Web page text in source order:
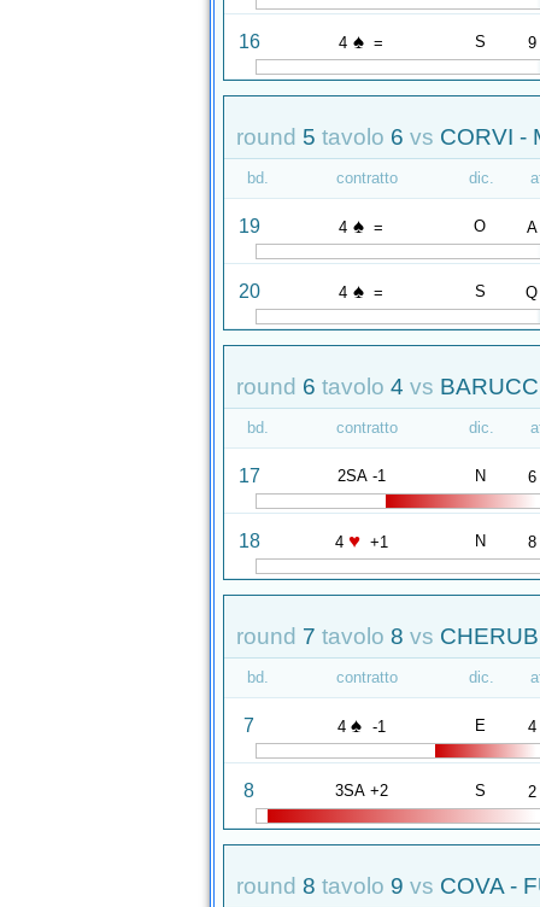
16 4 ♠ = S 9
round 5 tavolo 6 vs CORVI -
bd. contratto dic.
19 4 ♠ = O A
20 4 ♠ = S Q
round 6 tavolo 4 vs
bd. contratto dic.
17 2SA -1 N 6
18 4 ♥ +1 N 8
round 7 tavolo 8 vs
bd. contratto dic.
7 4 ♠ -1 E 4
8 3SA +2 S 2
round 8 tavolo 9 vs COVA -